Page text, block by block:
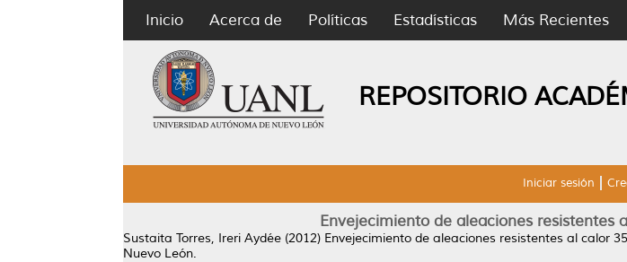
Inicio Acerca de Políticas Estadísticas Más Recientes
REPOSITORIO
Iniciar sesión
Envejecimiento de aleaciones resistentes
Sustaita Torres, Ireri Aydée (2012) Envejecimiento de aleaciones resistentes al calor
Nuevo León.